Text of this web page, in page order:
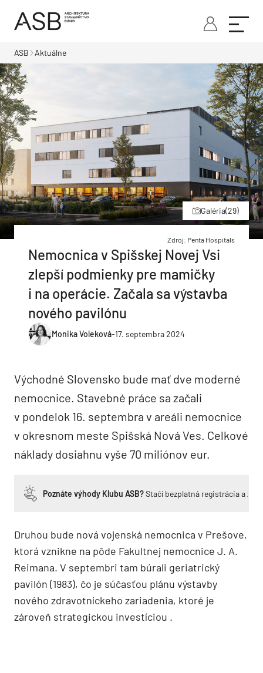
ASB Aktuálne
Galéria(29)
Zdroj: Penta Hospitals
Nemocnica v Spišskej Novej Vsi
zlepší podmienky pre mamičky
i na operácie. Začala sa výstavba
nového pavilónu
Monika Voleková-17. septembra 2024
Východné Slovensko bude mať dve moderné
nemocnice. Stavebné práce sa začali
v pondelok 16. septembra v areáli nemocnice
v okresnom meste Spišská Nová Ves. Celkové
náklady dosiahnu vyše 70 miliónov eur.
Poznáte výhody Klubu ASB?Stačí bezplatná registrácia a
Druhou bude nová vojenská nemocnica v Prešove,
ktorá vznikne na pôde Fakultnej nemocnice J. A.
Reimana. V septembri tam búrali geriatrický
pavilón (1983), čo je súčasťou plánu výstavby
nového zdravotníckeho zariadenia, ktoré je
zároveň strategickou investíciou .